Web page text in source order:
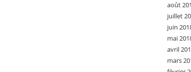
août
juillet
juin
mai
avril
mars